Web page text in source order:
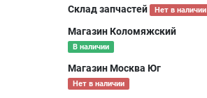
Склад запчастей Нет в наличии
Магазин Коломяжский
В наличии
Магазин Москва Юг
Нет в наличии